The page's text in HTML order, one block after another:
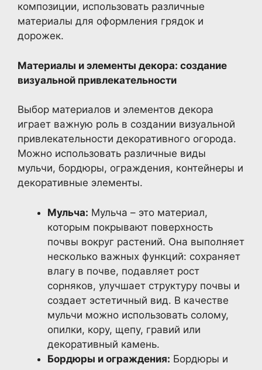
композиции, использовать различные
материалы для оформления грядок и
дорожек.
Материалы и элементы декора: создание
визуальной привлекательности
Выбор материалов и элементов декора
играет важную роль в создании визуальной
привлекательности декоративного огорода.
Можно использовать различные виды
мульчи, бордюры, ограждения, контейнеры и
декоративные элементы.
Мульча: Мульча – это материал,
которым покрывают поверхность
почвы вокруг растений. Она выполняет
несколько важных функций: сохраняет
влагу в почве, подавляет рост
сорняков, улучшает структуру почвы и
создает эстетичный вид. В качестве
мульчи можно использовать солому,
опилки, кору, щепу, гравий или
декоративный камень.
Бордюры и ограждения: Бордюры и